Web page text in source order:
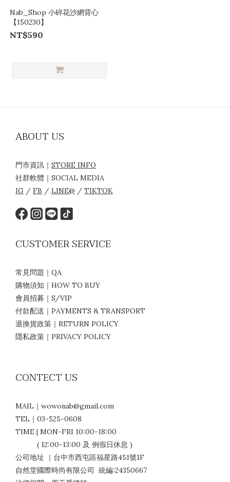
Nab_Shop 小碎花沙網背心
【150230】
NT$590
ABOUT US
門市資訊｜ STORE INFO
社群軟體｜SOCIAL MEDIA
IG / FB / LINE@ / TIKTOK
CUSTOMER SERVICE
常見問題｜QA
購物須知｜HOW TO BUY
會員招募｜S/VIP
付款配送｜PAYMENTS & TRANSPORT
退換貨政策｜RETURN POLICY
隱私政策｜PRIVACY POLICY
CONTECT US
MAIL｜wowonab@gmail.com
TEL｜03-525-0608
TIME | MON-FRI 10:00-18:00
( 12:00-13:00 及 例假日休息 )
公司地址 ｜台中市西屯區福星路451號1F
自然堂國際時尚有限公司 統編:24350667